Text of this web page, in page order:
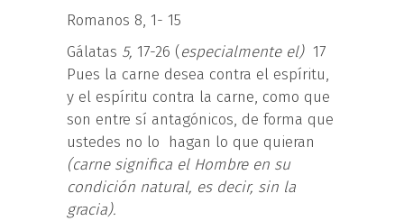
Romanos 8, 1- 15
Gálatas 5, 17-26 (especialmente el) 17
Pues la carne desea contra el espíritu,
y el espíritu contra la carne, como que
son entre sí antagónicos, de forma que
ustedes no lo hagan lo que quieran
(carne significa el Hombre en su
condición natural, es decir, sin la
gracia).